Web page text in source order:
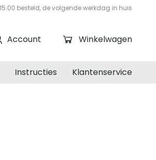
besteld, de volgende werkdag in huis
Winkelwagen
Account
Klantenservice
Instructies